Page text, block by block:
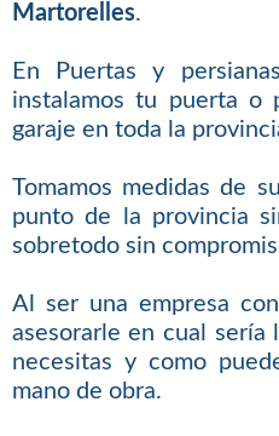
Martorelles.
En Puertas y
instalamos tu puerta o
garaje en toda la
Tomamos medidas de
punto de la provincia
sobretodo sin
Al ser una empresa
asesorarle en cual sería
necesitas y como
mano de obra.